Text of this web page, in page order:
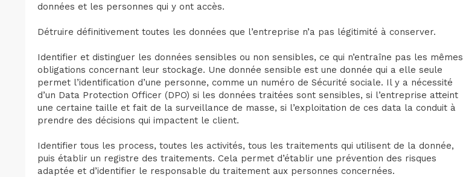
données et les personnes qui y ont accès.
Détruire définitivement toutes les données que l’entreprise n’a pas légitimité à conserver.
Identifier et distinguer les données sensibles ou non sensibles, ce qui n’entraîne pas les mêmes
obligations concernant leur stockage. Une donnée sensible est une donnée qui a elle seule
permet l’identification d’une personne, comme un numéro de Sécurité sociale. Il y a nécessité
d’un Data Protection Officer (DPO) si les données traitées sont sensibles, si l’entreprise atteint
une certaine taille et fait de la surveillance de masse, si l’exploitation de ces data la conduit à
prendre des décisions qui impactent le client.
Identifier tous les process, toutes les activités, tous les traitements qui utilisent de la donnée,
puis établir un registre des traitements. Cela permet d’établir une prévention des risques
adaptée et d’identifier le responsable du traitement aux personnes concernées.